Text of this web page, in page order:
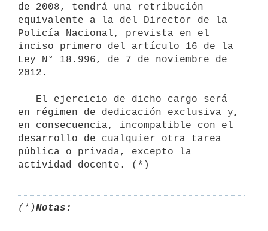
de 2008, tendrá una retribución
equivalente a la del Director de la
Policía Nacional, prevista en el
inciso primero del artículo 16 de la
Ley N° 18.996, de 7 de noviembre de
2012.
en régimen de dedicación exclusiva y,
en consecuencia, incompatible con el
desarrollo de cualquier otra tarea
pública o privada, excepto la
(*)Notas: